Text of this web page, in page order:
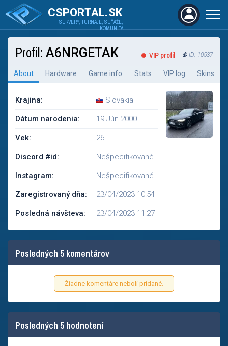
CSPORTAL.SK
SERVERY, TURNAJE, SÚŤAŽE,
KOMUNITA
Profil: A6NRGETAK VIP profil ID: 10537
About Hardware Game info Stats VIP log Skins
Krajina: Slovakia
Dátum narodenia: 19.Jún.2000
Vek: 26
Discord #id: Nešpecifikované
Instagram: Nešpecifikované
Zaregistrovaný dňa: 23/04/2023 10:54
Posledná návšteva: 23/04/2023 11:27
Posledných 5 komentárov
Žiadne komentáre neboli pridané.
Posledných 5 hodnotení